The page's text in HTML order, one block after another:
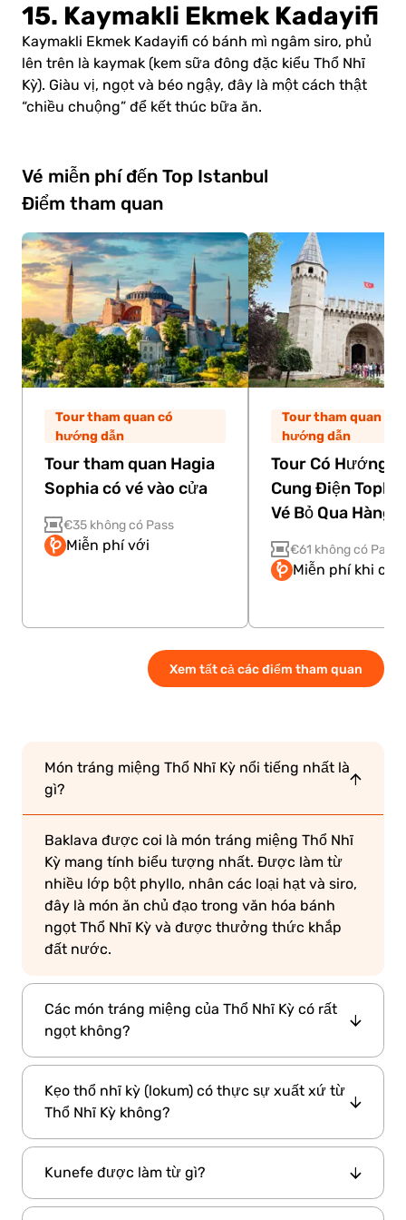
15. Kaymakli Ekmek Kadayifi
Kaymakli Ekmek Kadayifi có bánh mì ngâm siro, phủ
lên trên là kaymak (kem sữa đông đặc kiểu Thổ Nhĩ
Kỳ). Giàu vị, ngọt và béo ngậy, đây là một cách thật
“chiều chuộng” để kết thúc bữa ăn.
Vé miễn phí đến Top Istanbul
Điểm tham quan
Tour tham quan có
hướng dẫn
Tour tham quan Hagia
Sophia có vé vào cửa
€35 không có Pass
Miễn phí với
Tour tham quan có
hướng dẫn
Tour Có Hướng
Cung Điện
Vé Bỏ Qua Hàng
€61 không có Pass
Miễn phí khi có
Xem tất cả các điểm tham quan
Món tráng miệng Thổ Nhĩ Kỳ nổi tiếng nhất là
gì?
Baklava được coi là món tráng miệng Thổ Nhĩ
Kỳ mang tính biểu tượng nhất. Được làm từ
nhiều lớp bột phyllo, nhân các loại hạt và siro,
đây là món ăn chủ đạo trong văn hóa bánh
ngọt Thổ Nhĩ Kỳ và được thưởng thức khắp
đất nước.
Các món tráng miệng của Thổ Nhĩ Kỳ có rất
ngọt không?
Vâng, nhiều món tráng miệng truyền thống
của Thổ Nhĩ Kỳ khá ngọt, thường được làm với
siro đường, mật ong và các nguyên liệu
phong phú như các loại hạt, bơ và kem đặc.
Tuy nhiên, cũng có những lựa chọn nhẹ hơn
Kẹo thổ nhĩ kỳ (lokum) có thực sự xuất xứ từ
Thổ Nhĩ Kỳ không?
Đúng vậy, kẹo thổ nhĩ kỳ, được gọi cục bộ là
"lokum," có nguồn gốc từ Thổ Nhĩ Kỳ thời Đế
quốc Ottoman. Đây là một loại kẹo dẻo thơm vị
Kunefe được làm từ gì?